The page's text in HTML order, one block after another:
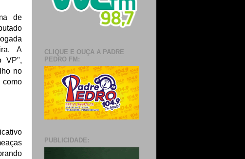
de
A
VP",
no
CLIQUE E OUÇA A PADRE
PEDRO FM:
PUBLICIDADE: